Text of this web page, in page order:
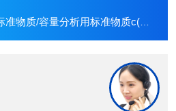
/容量分析用标准物质c(KCl)：0.1mol/L500mL